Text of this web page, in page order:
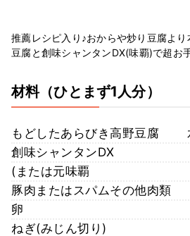
推薦レシピ入り♪おからや炒り豆腐よ
豆腐と創味シャンタンDX(味覇)で超お
材料（ひとまず1人分）
もどしたあらびき高野豆腐
創味シャンタンDX
(または元味覇
豚肉またはスパムその他肉類
卵
ねぎ(みじん切り)